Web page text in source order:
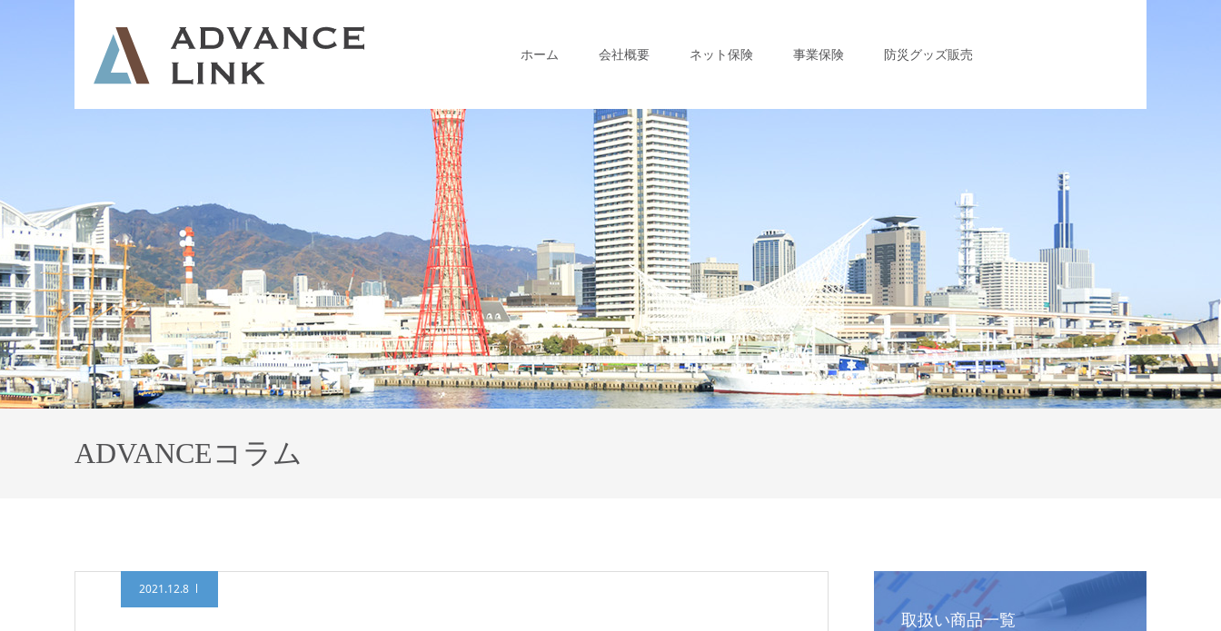
ホーム 会社概要 ネット保険 事業保険 防災グッズ販売
ADVANCEコラム
2021.12.8
取扱い商品一覧